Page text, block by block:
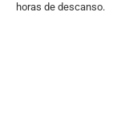
horas de descanso.